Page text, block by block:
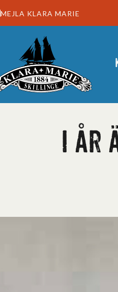
MEJLA KLARA MARIE
I år